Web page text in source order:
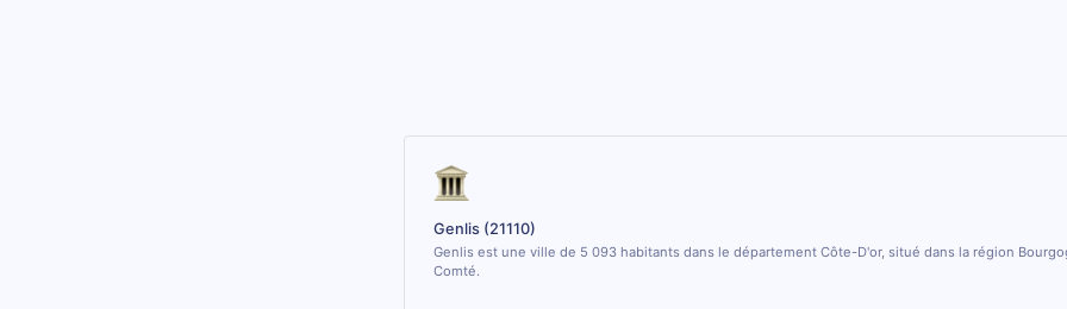
Genlis (21110)
Genlis est une ville de 5 093 habitants dans le département Côte-D'or, situé dans la région
Comté.